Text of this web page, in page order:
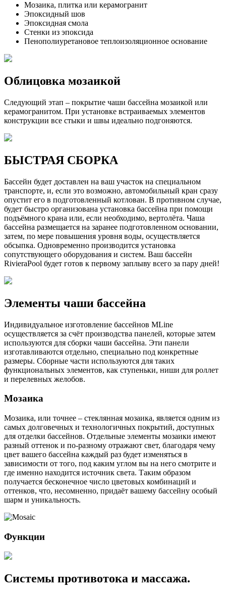
Мозаика, плитка или керамогранит
Эпоксидный шов
Эпоксидная смола
Стенки из эпоксида
Пенополиуретановое теплоизоляционное основание
Облицовка мозаикой
Следующий этап – покрытие чаши бассейна мозаикой или
керамогранитом. При установке встраиваемых элементов
конструкции все стыки и швы идеально подгоняются.
БЫСТРАЯ СБОРКА
Бассейн будет доставлен на ваш участок на специальном
транспорте, и, если это возможно, автомобильный кран сразу
опустит его в подготовленный котлован. В противном случае,
будет быстро организована установка бассейна при помощи
подъёмного крана или, если необходимо, вертолёта. Чаша
бассейна размещается на заранее подготовленном основании,
затем, по мере повышения уровня воды, осуществляется
обсыпка. Одновременно производится установка
сопутствующего оборудования и систем. Ваш бассейн
RivieraPool будет готов к первому заплыву всего за пару дней!
Элементы чаши бассейна
Индивидуальное изготовление бассейнов MLine
осуществляется за счёт производства панелей, которые затем
используются для сборки чаши бассейна. Эти панели
изготавливаются отдельно, специально под конкретные
размеры. Сборные части используются для таких
функциональных элементов, как ступеньки, ниши для роллет
и перелевных желобов.
Мозаика
Мозаика, или точнее – стеклянная мозаика, является одним из
самых долговечных и технологичных покрытий, доступных
для отделки бассейнов. Отдельные элементы мозаики имеют
разный оттенок и по-разному отражают свет, благодаря чему
цвет вашего бассейна каждый раз будет изменяться в
зависимости от того, под каким углом вы на него смотрите и
где именно находится источник света. Таким образом
получается бесконечное число цветовых комбинаций и
оттенков, что, несомненно, придаёт вашему бассейну особый
шарм и уникальность.
Функции
Системы противотока и массажа.